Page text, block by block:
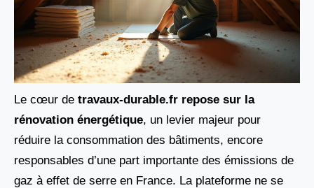
Le cœur de travaux-durable.fr repose sur la
rénovation énergétique, un levier majeur pour
réduire la consommation des bâtiments, encore
responsables d’une part importante des émissions de
gaz à effet de serre en France. La plateforme ne se